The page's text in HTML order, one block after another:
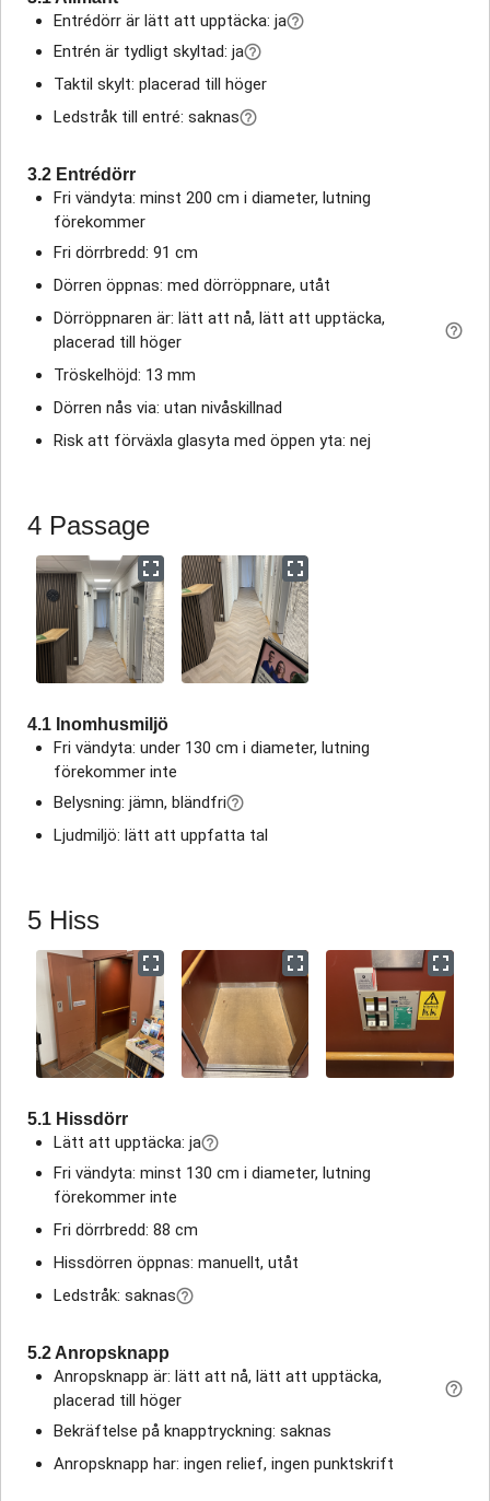
Entrédörr är lätt att upptäcka: ja
Entrén är tydligt skyltad: ja
Taktil skylt: placerad till höger
Ledstråk till entré: saknas
3.2 Entrédörr
Fri vändyta: minst 200 cm i diameter, lutning
förekommer
Fri dörrbredd: 91 cm
Dörren öppnas: med dörröppnare, utåt
Dörröppnaren är: lätt att nå, lätt att upptäcka,
placerad till höger
Tröskelhöjd: 13 mm
Dörren nås via: utan nivåskillnad
Risk att förväxla glasyta med öppen yta: nej
4 Passage
4.1 Inomhusmiljö
Fri vändyta: under 130 cm i diameter, lutning
förekommer inte
Belysning: jämn, bländfri
Ljudmiljö: lätt att uppfatta tal
5 Hiss
5.1 Hissdörr
Lätt att upptäcka: ja
Fri vändyta: minst 130 cm i diameter, lutning
förekommer inte
Fri dörrbredd: 88 cm
Hissdörren öppnas: manuellt, utåt
Ledstråk: saknas
5.2 Anropsknapp
Anropsknapp är: lätt att nå, lätt att upptäcka,
placerad till höger
Bekräftelse på knapptryckning: saknas
Anropsknapp har: ingen relief, ingen punktskrift